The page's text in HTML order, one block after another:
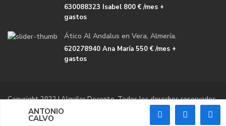
630088323 Isabel800 €/mes +
gastos
Ático Al Andalus en Vera, Almería.
620278940 Ana María 550 €/mes +
gastos
Copyright 2022 | Alquiler Docente. Todos los derechos reservados.
Política de cookies (UE)
ANTONIO
CALVO